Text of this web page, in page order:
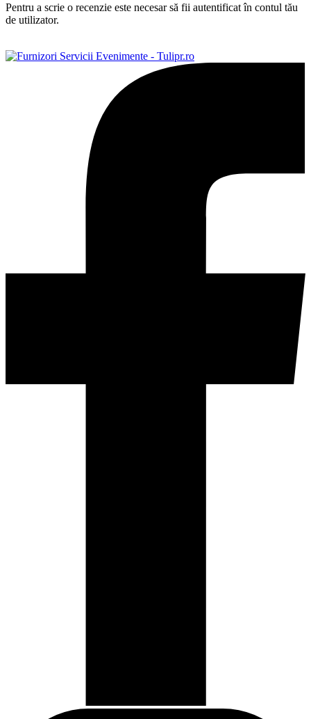
Pentru a scrie o recenzie este necesar să fii autentificat în contul tău
de utilizator.